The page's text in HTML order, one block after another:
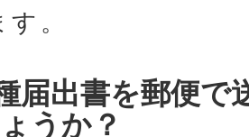
。
届出書を郵便で
うか？